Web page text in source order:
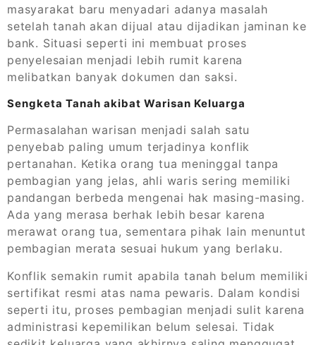
masyarakat baru menyadari adanya masalah
setelah tanah akan dijual atau dijadikan jaminan ke
bank. Situasi seperti ini membuat proses
penyelesaian menjadi lebih rumit karena
melibatkan banyak dokumen dan saksi.
Sengketa Tanah akibat Warisan Keluarga
Permasalahan warisan menjadi salah satu
penyebab paling umum terjadinya konflik
pertanahan. Ketika orang tua meninggal tanpa
pembagian yang jelas, ahli waris sering memiliki
pandangan berbeda mengenai hak masing-masing.
Ada yang merasa berhak lebih besar karena
merawat orang tua, sementara pihak lain menuntut
pembagian merata sesuai hukum yang berlaku.
Konflik semakin rumit apabila tanah belum memiliki
sertifikat resmi atas nama pewaris. Dalam kondisi
seperti itu, proses pembagian menjadi sulit karena
administrasi kepemilikan belum selesai. Tidak